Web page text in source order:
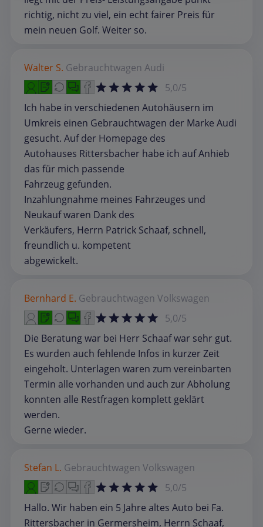
richtig, nicht zu viel, ein echt fairer Preis für
mein neuen Golf. Weiter so.
Walter S. Gebrauchtwagen Audi
5,0/5
Ich habe in verschiedenen Autohäusern im
Umkreis einen Gebrauchtwagen der Marke Audi
gesucht. Auf der Homepage des
Autohauses Rittersbacher habe ich auf Anhieb
das für mich passende
Fahrzeug gefunden.
Inzahlungnahme meines Fahrzeuges und
Neukauf waren Dank des
Verkäufers, Herrn Patrick Schaaf, schnell,
freundlich u. kompetent
abgewickelt.
Bernhard E. Gebrauchtwagen Volkswagen
5,0/5
Die Beratung war bei Herr Schaaf war sehr gut.
Es wurden auch fehlende Infos in kurzer Zeit
eingeholt. Unterlagen waren zum vereinbarten
Termin alle vorhanden und auch zur Abholung
konnten alle Restfragen komplett geklärt
werden.
Gerne wieder.
Stefan L. Gebrauchtwagen Volkswagen
5,0/5
Hallo. Wir haben ein 5 Jahre altes Auto bei Fa.
Rittersbacher in Germersheim, Herrn Schaaf,